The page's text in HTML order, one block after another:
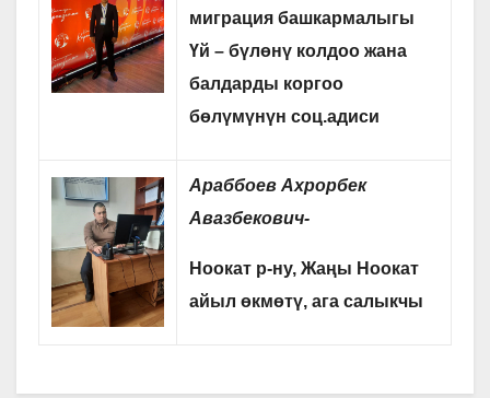
миграция башкармалыгы
Үй – бүлөнү колдоо жана
балдарды коргоо
бөлүмүнүн соц.адиси
Араббоев Ахрорбек
Авазбекович-
Ноокат р-ну, Жаңы Ноокат
айыл өкмөтү, ага салыкчы